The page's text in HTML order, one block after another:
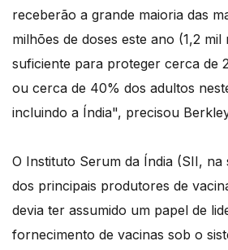
receberão a grande maioria das
milhões de doses este ano (1,2
suficiente para proteger cerca de
ou cerca de 40% dos adultos
incluindo a Índia", precisou
O Instituto Serum da Índia (SII, na
dos principais produtores de
devia ter assumido um papel de
fornecimento de vacinas sob o